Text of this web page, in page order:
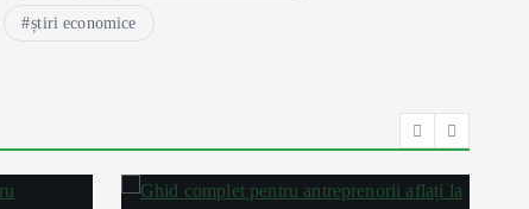
știri economice